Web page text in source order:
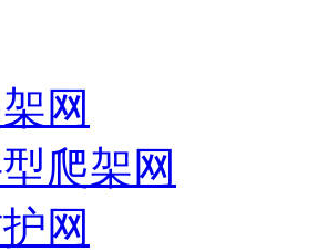
网
爬架网
网